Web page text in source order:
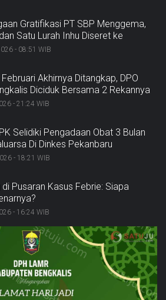
Gratifikasi PT SBP Menggema,
Satu Lurah Inhu Diseret ke
- 08:51 WIB
Akhirnya Ditangkap, DPO
Diciduk Bersama 2 Rekannya
- 21:24 WIB
Selidiki Pengadaan Obat 3 Bulan
Di Dinkes Pekanbaru
- 18:21 WIB
Pusaran Kasus Febrie: Siapa
- 16:24 WIB